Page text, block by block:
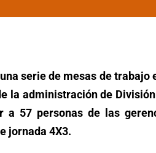
serie de mesas de
la administración de
a 57 personas de las
jornada 4X3.